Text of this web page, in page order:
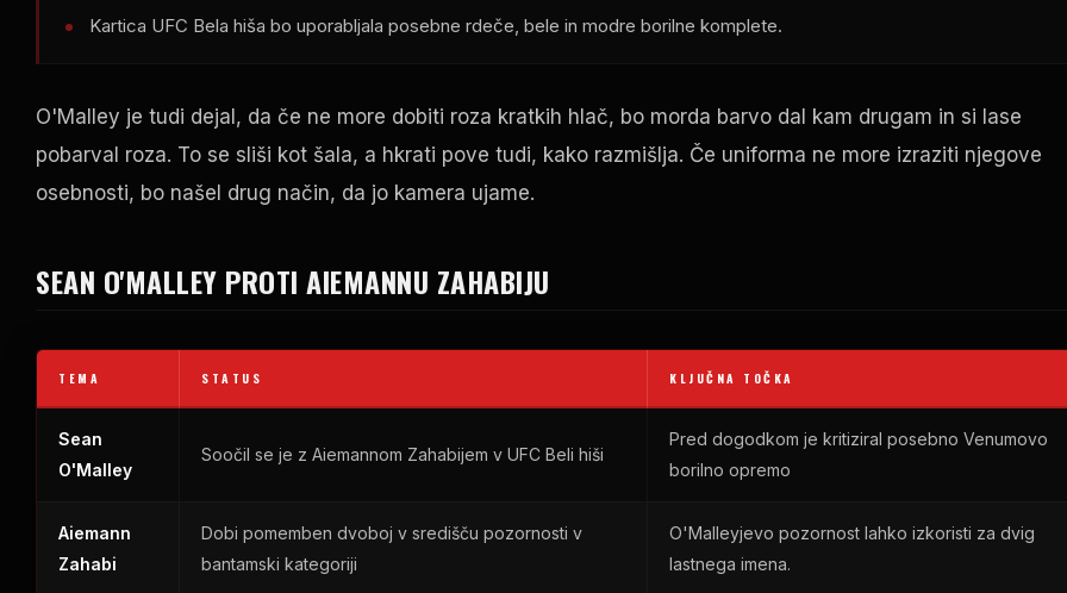
Kartica UFC Bela hiša bo uporabljala posebne rdeče, bele in modre borilne komplete.
O'Malley je tudi dejal, da če ne more dobiti roza kratkih hlač, bo morda barvo dal kam drugam in si lase
pobarval roza. To se sliši kot šala, a hkrati pove tudi, kako razmišlja. Če uniforma ne more izraziti njegove
osebnosti, bo našel drug način, da jo kamera ujame.
SEAN O'MALLEY PROTI AIEMANNU ZAHABIJU
TEMA STATUS KLJUČNA TOČKA
Sean
O'Malley
Soočil se je z Aiemannom Zahabijem v UFC Beli hiši
Pred dogodkom je kritiziral posebno Venumovo
borilno opremo
Aiemann
Zahabi
Dobi pomemben dvoboj v središču pozornosti v
bantamski kategoriji
O'Malleyjevo pozornost lahko izkoristi za dvig
lastnega imena.